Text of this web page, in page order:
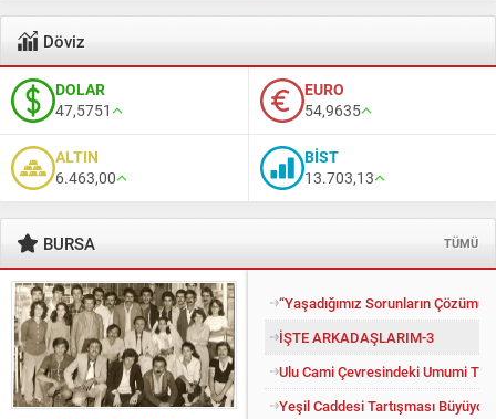
Döviz
DOLAR
47,5751
EURO
54,9635
ALTIN
6.463,00
BİST
13.703,13
BURSA TÜMÜ
“Yaşadığımız Sorunların
İŞTE ARKADAŞLARIM-3
Ulu Cami Çevresindeki Umumi
Yeşil Caddesi Tartışması Büyüyor